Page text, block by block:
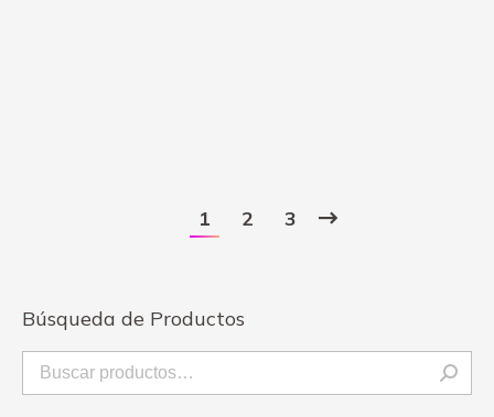
1 2 3
Búsqueda de Productos